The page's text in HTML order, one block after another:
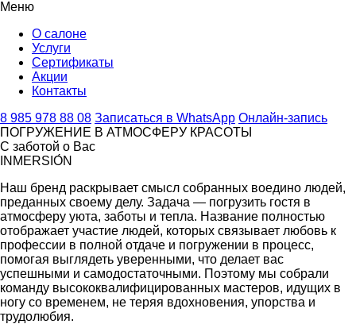
Меню
О салоне
Услуги
Сертификаты
Акции
Контакты
8 985 978 88 08 Записаться в WhatsApp Онлайн-запись
ПОГРУЖЕНИЕ В АТМОСФЕРУ КРАСОТЫ
С заботой о Вас
INMERSIО́N
Наш бренд раскрывает смысл собранных воедино людей,
преданных своему делу. Задача — погрузить гостя в
атмосферу уюта, заботы и тепла. Название полностью
отображает участие людей, которых связывает любовь к
профессии в полной отдаче и погружении в процесс,
помогая выглядеть уверенными, что делает вас
успешными и самодостаточными. Поэтому мы собрали
команду высококвалифицированных мастеров, идущих в
ногу со временем, не теряя вдохновения, упорства и
трудолюбия.